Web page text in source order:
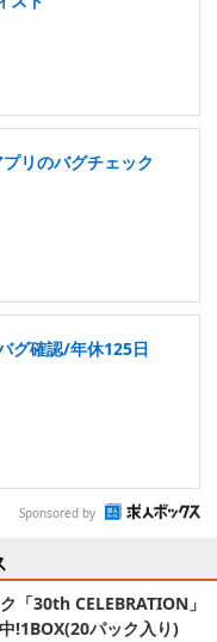
リのバグチェック
グ確認/年休125日
Sponsored by
「30th CELEBRATION」
!1BOX(20パック入り)